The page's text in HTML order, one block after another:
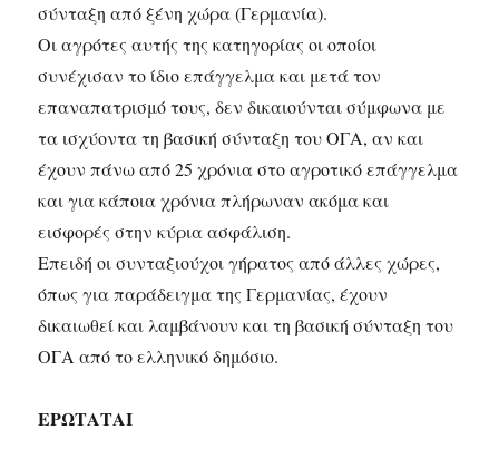
σύνταξη από ξένη χώρα (Γερμανία).
Οι αγρότες αυτής της κατηγορίας οι οποίοι
συνέχισαν το ίδιο επάγγελμα και μετά τον
επαναπατρισμό τους, δεν δικαιούνται σύμφωνα με
τα ισχύοντα τη βασική σύνταξη του ΟΓΑ, αν και
έχουν πάνω από 25 χρόνια στο αγροτικό επάγγελμα
και για κάποια χρόνια πλήρωναν ακόμα και
εισφορές στην κύρια ασφάλιση.
Επειδή οι συνταξιούχοι γήρατος από άλλες χώρες,
όπως για παράδειγμα της Γερμανίας, έχουν
δικαιωθεί και λαμβάνουν και τη βασική σύνταξη του
ΟΓΑ από το ελληνικό δημόσιο.
ΕΡΩΤΑΤΑΙ